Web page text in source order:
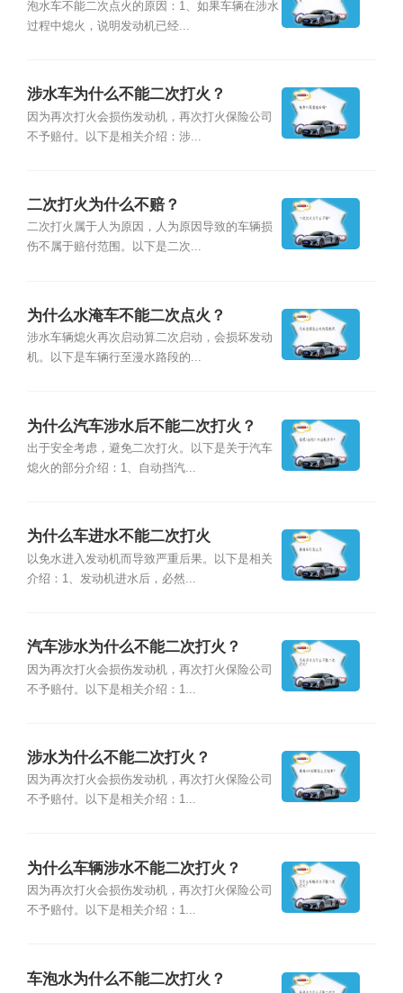
泡水车不能二次点火的原因：1、如果车辆在涉水
过程中熄火，说明发动机已经...
涉水车为什么不能二次打火？
因为再次打火会损伤发动机，再次打火保险公司
不予赔付。以下是相关介绍：涉...
二次打火为什么不赔？
二次打火属于人为原因，人为原因导致的车辆损
伤不属于赔付范围。以下是二次...
为什么水淹车不能二次点火？
涉水车辆熄火再次启动算二次启动，会损坏发动
机。以下是车辆行至漫水路段的...
为什么汽车涉水后不能二次打火？
出于安全考虑，避免二次打火。以下是关于汽车
熄火的部分介绍：1、自动挡汽...
为什么车进水不能二次打火
以免水进入发动机而导致严重后果。以下是相关
介绍：1、发动机进水后，必然...
汽车涉水为什么不能二次打火？
因为再次打火会损伤发动机，再次打火保险公司
不予赔付。以下是相关介绍：1...
涉水为什么不能二次打火？
因为再次打火会损伤发动机，再次打火保险公司
不予赔付。以下是相关介绍：1...
为什么车辆涉水不能二次打火？
因为再次打火会损伤发动机，再次打火保险公司
不予赔付。以下是相关介绍：1...
车泡水为什么不能二次打火？